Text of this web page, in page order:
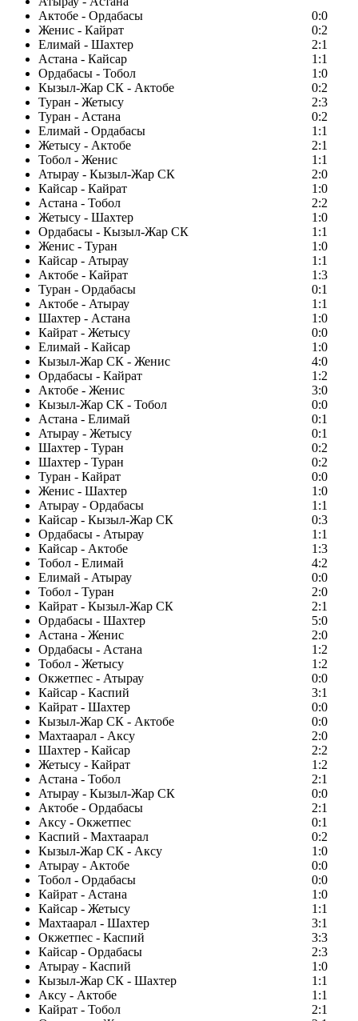
Актобе - Ордабасы
0:0
Женис - Кайрат
0:2
Елимай - Шахтер
2:1
Астана - Кайсар
1:1
Ордабасы - Тобол
1:0
Кызыл-Жар СК - Актобе
0:2
Туран - Жетысу
2:3
Туран - Астана
0:2
Елимай - Ордабасы
1:1
Жетысу - Актобе
2:1
Тобол - Женис
1:1
Атырау - Кызыл-Жар СК
2:0
Кайсар - Кайрат
1:0
Астана - Тобол
2:2
Жетысу - Шахтер
1:0
Ордабасы - Кызыл-Жар СК
1:1
Женис - Туран
1:0
Кайсар - Атырау
1:1
Актобе - Кайрат
1:3
Туран - Ордабасы
0:1
Актобе - Атырау
1:1
Шахтер - Астана
1:0
Кайрат - Жетысу
0:0
Елимай - Кайсар
1:0
Кызыл-Жар СК - Женис
4:0
Ордабасы - Кайрат
1:2
Актобе - Женис
3:0
Кызыл-Жар СК - Тобол
0:0
Астана - Елимай
0:1
Атырау - Жетысу
0:1
Шахтер - Туран
0:2
Шахтер - Туран
0:2
Туран - Кайрат
0:0
Женис - Шахтер
1:0
Атырау - Ордабасы
1:1
Кайсар - Кызыл-Жар СК
0:3
Ордабасы - Атырау
1:1
Кайсар - Актобе
1:3
Тобол - Елимай
4:2
Елимай - Атырау
0:0
Тобол - Туран
2:0
Кайрат - Кызыл-Жар СК
2:1
Ордабасы - Шахтер
5:0
Астана - Женис
2:0
Ордабасы - Астана
1:2
Тобол - Жетысу
1:2
Окжетпес - Атырау
0:0
Кайсар - Каспий
3:1
Кайрат - Шахтер
0:0
Кызыл-Жар СК - Актобе
0:0
Махтаарал - Аксу
2:0
Шахтер - Кайсар
2:2
Жетысу - Кайрат
1:2
Астана - Тобол
2:1
Атырау - Кызыл-Жар СК
0:0
Актобе - Ордабасы
2:1
Аксу - Окжетпес
0:1
Каспий - Махтаарал
0:2
Кызыл-Жар СК - Аксу
1:0
Атырау - Актобе
0:0
Тобол - Ордабасы
0:0
Кайрат - Астана
1:0
Кайсар - Жетысу
1:1
Махтаарал - Шахтер
3:1
Окжетпес - Каспий
3:3
Кайсар - Ордабасы
2:3
Атырау - Каспий
1:0
Кызыл-Жар СК - Шахтер
1:1
Аксу - Актобе
1:1
Кайрат - Тобол
2:1